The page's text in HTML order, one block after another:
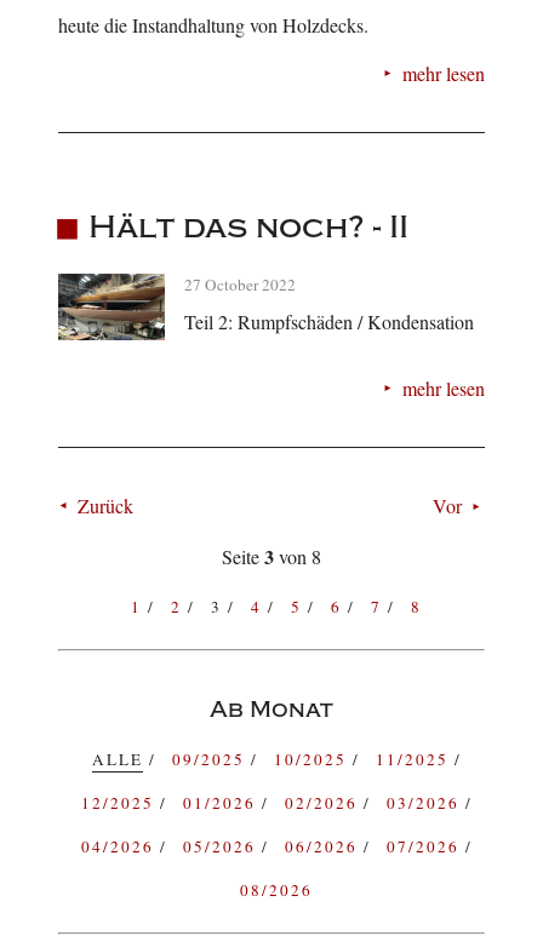
heute die Instandhaltung von Holzdecks.
mehr lesen
Hält das noch? - II
27 October 2022
Teil 2: Rumpfschäden / Kondensation
mehr lesen
Zurück
Vor
Seite3von 8
1 2 3 4 5 6 7 8
Ab Monat
ALLE 09/2025 10/2025
11/2025
12/2025
01/2026 02/2026
03/2026
04/2026
05/2026 06/2026
07/2026
08/2026